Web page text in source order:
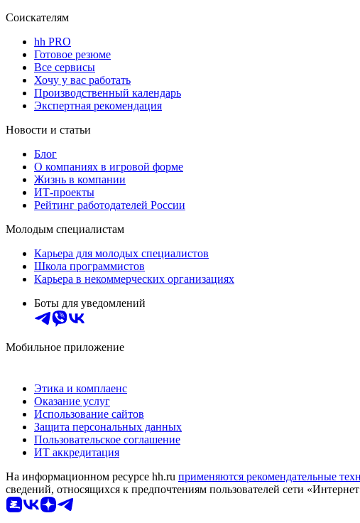
Соискателям
hh PRO
Готовое резюме
Все сервисы
Хочу у вас работать
Производственный календарь
Экспертная рекомендация
Новости и статьи
Блог
О компаниях в игровой форме
Жизнь в компании
ИТ-проекты
Рейтинг работодателей России
Молодым специалистам
Карьера для молодых специалистов
Школа программистов
Карьера в некоммерческих организациях
Боты для уведомлений
Мобильное приложение
Этика и комплаенс
Оказание услуг
Использование сайтов
Защита персональных данных
Пользовательское соглашение
ИТ аккредитация
На информационном ресурсе hh.ru применяются рекомендательные
сведений, относящихся к предпочтениям пользователей сети